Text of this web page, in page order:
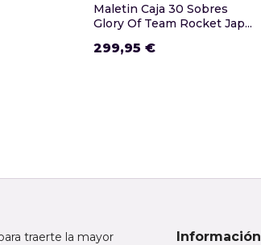
Maletin Caja 30 Sobres
Glory Of Team Rocket Jap...
299,95 €
traerte la mayor
Información